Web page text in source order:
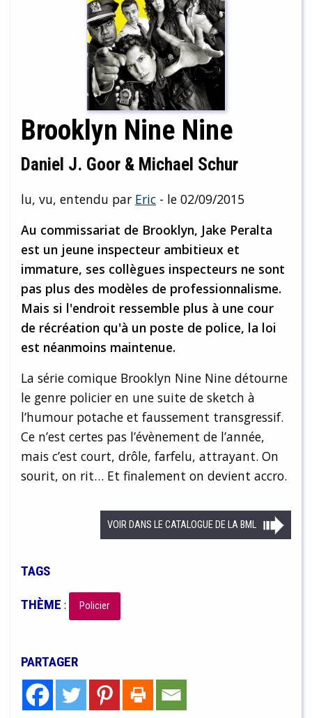
Brooklyn Nine Nine
Daniel J. Goor & Michael Schur
lu, vu, entendu par Eric - le 02/09/2015
Au commissariat de Brooklyn, Jake Peralta
est un jeune inspecteur ambitieux et
immature, ses collègues inspecteurs ne sont
pas plus des modèles de professionnalisme.
Mais si l'endroit ressemble plus à une cour
de récréation qu'à un poste de police, la loi
est néanmoins maintenue.
La série comique Brooklyn Nine Nine détourne
le genre policier en une suite de sketch à
l’humour potache et faussement transgressif.
Ce n’est certes pas l’évènement de l’année,
mais c’est court, drôle, farfelu, attrayant. On
sourit, on rit… Et finalement on devient accro.
VOIR DANS LE CATALOGUE DE LA BML
TAGS
THÈME : Policier
PARTAGER